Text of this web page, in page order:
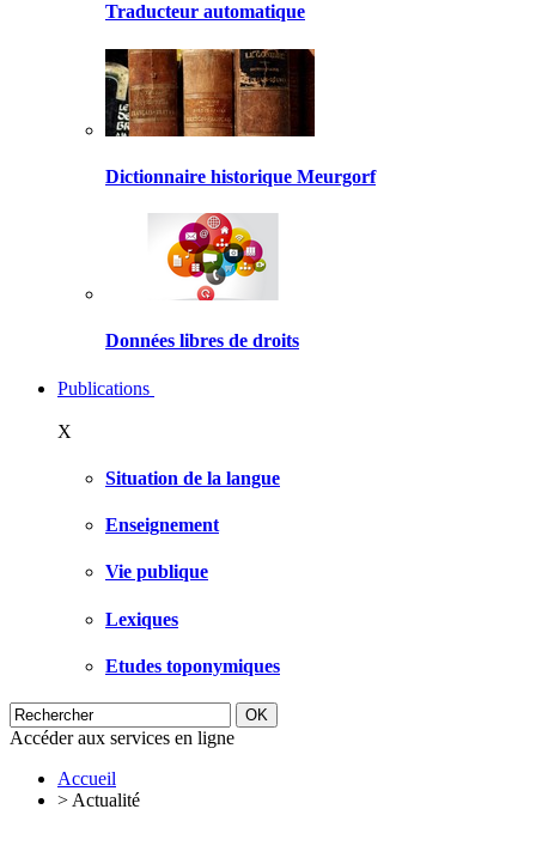
Traducteur automatique
Dictionnaire historique Meurgorf
Données libres de droits
Publications
X
Situation de la langue
Enseignement
Vie publique
Lexiques
Etudes toponymiques
Accéder aux services en ligne
Accueil
> Actualité